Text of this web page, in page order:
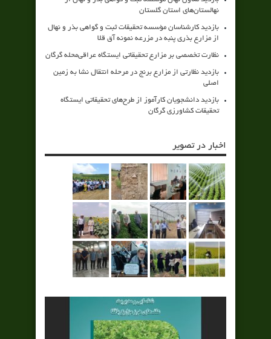
نهالستان‌های استان گلستان
بازدید کارشناسان مؤسسه تحقیقات ثبت و گواهی بذر و نهال
از مزارع بذری پنبه در مزرعه نمونه آق قلا
نظارت تخصصی بر مزارع تحقیقاتی ایستگاه عراقی‌محله گرگان
بازدید نظارتی از مزارع برنج در مرحله انتقال نشا به زمین
اصلی
بازدید دانشجویان کارآموز از طرح‌های تحقیقاتی ایستگاه
تحقیقات کشاورزی گرگان
اخبار در تصویر